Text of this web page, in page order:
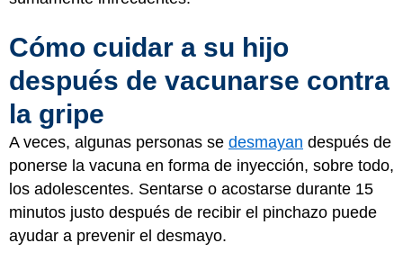
Cómo cuidar a su hijo
después de vacunarse contra
la gripe
A veces, algunas personas se desmayan después de
ponerse la vacuna en forma de inyección, sobre todo,
los adolescentes. Sentarse o acostarse durante 15
minutos justo después de recibir el pinchazo puede
ayudar a prevenir el desmayo.